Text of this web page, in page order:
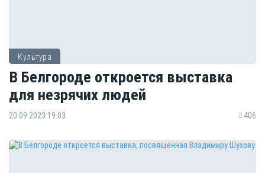
Культура
В Белгороде откроется выставка
для незрячих людей
20.09.2023 19:03 406